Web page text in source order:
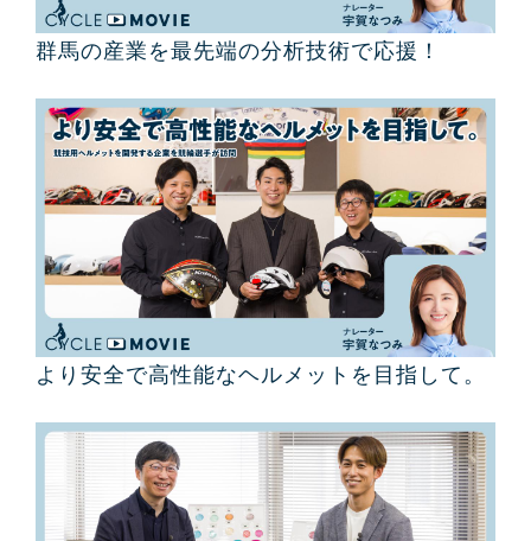
群馬の産業を最先端の分析技術で応援！
より安全で高性能なヘルメットを目指して。